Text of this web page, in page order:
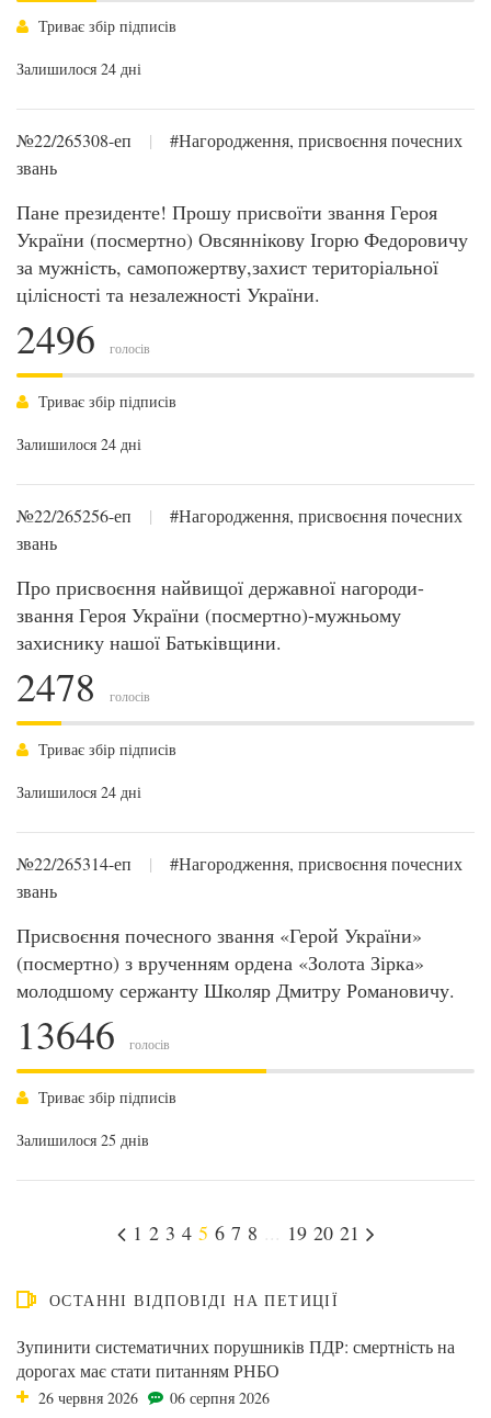
Триває збір підписів
Залишилося 24 дні
№22/265308-еп |
#Нагородження, присвоєння почесних
звань
Пане президенте! Прошу присвоїти звання Героя
України (посмертно) Овсяннікову Ігорю Федоровичу
за мужність, самопожертву,захист територіальної
цілісності та незалежності України.
2496 голосів
Триває збір підписів
Залишилося 24 дні
№22/265256-еп |
#Нагородження, присвоєння почесних
звань
Про присвоєння найвищої державної нагороди-
звання Героя України (посмертно)-мужньому
захиснику нашої Батьківщини.
2478 голосів
Триває збір підписів
Залишилося 24 дні
№22/265314-еп |
#Нагородження, присвоєння почесних
звань
Присвоєння почесного звання «Герой України»
(посмертно) з врученням ордена «Золота Зірка»
молодшому сержанту Школяр Дмитру Романовичу.
13646 голосів
Триває збір підписів
Залишилося 25 днів
1 2 3 4 5 6 7 8 19 20 21
ОСТАННІ ВІДПОВІДІ НА ПЕТИЦІЇ
Зупинити систематичних порушників ПДР: смертність на
дорогах має стати питанням РНБО
26 червня 2026 06 серпня 2026